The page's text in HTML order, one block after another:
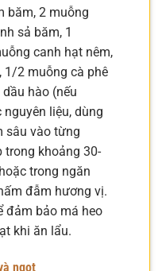
băm, 2 muỗng
sả băm, 1
canh hạt nêm,
1/2 muỗng cà phê
hào (nếu
liệu, dùng
sâu vào từng
trong khoảng 30-
trong ngăn
đẫm hương vị.
đảm bảo má heo
khi ăn lẩu.
ngọt